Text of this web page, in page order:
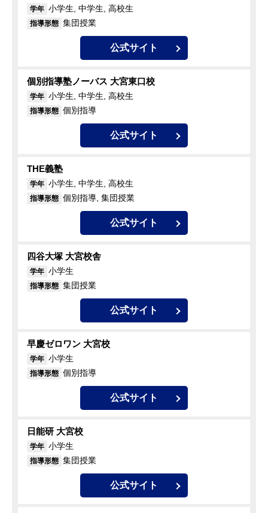
学年 小学生, 中学生, 高校生
指導形態 集団授業
公式サイト
個別指導塾ノーバス 大宮東口校
学年 小学生, 中学生, 高校生
指導形態 個別指導
公式サイト
THE義塾
学年 小学生, 中学生, 高校生
指導形態 個別指導, 集団授業
公式サイト
四谷大塚 大宮校舎
学年 小学生
指導形態 集団授業
公式サイト
早慶ゼロワン 大宮校
学年 小学生
指導形態 個別指導
公式サイト
日能研 大宮校
学年 小学生
指導形態 集団授業
公式サイト